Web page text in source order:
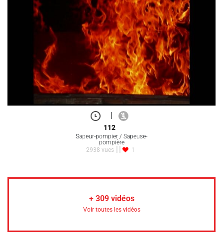
112
Sapeur-pompier / Sapeuse-
pompière
2938 vues
1
+ 309vidéos
Voir toutes les vidéos